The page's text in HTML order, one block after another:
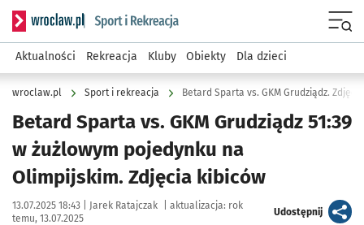
Serwis informacyjny wroclaw.pl podserwis: Sport i rekreacja
Aktualności Rekreacja Kluby Obiekty Dla dzieci
wroclaw.pl Sport i rekreacja Betard Sparta vs. GKM Grudziądz.
Betard Sparta vs. GKM Grudziądz 51:39
w żużlowym pojedynku na
Olimpijskim. Zdjęcia kibiców
Data publikacji:
13.07.2025 18:43 | Autor:
Jarek Ratajczak aktualizacja: rok
temu, 13.07.2025
Udostępnijartykuł